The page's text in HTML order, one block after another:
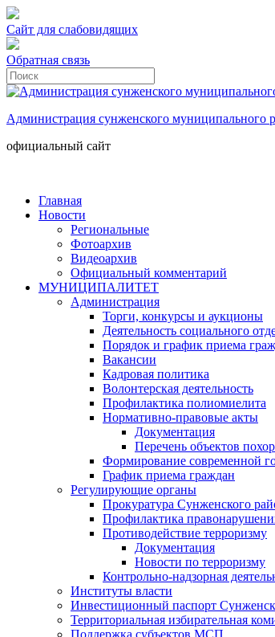
Сайт для слабовидящих
Обратная связь
Администрация сунженского муниципального
официальный сайт
Главная
Новости
Региональные
Фотоархив
Видеоархив
Официальный комментарий
МУНИЦИПАЛИТЕТ
Администрация
Торги, конкурсы и аукционы
Деятельность социального
Порядок и график приема
Вакансии
Кадровая политика
Волонтерская деятельность
Профилактика полиомиелита
Нормативно-правовые акты
Документация
Перечень объектов
Формирование современной
График приема граждан
Регулирующие органы
Прокуратура Сунженского
Профилактика
Противодействие терроризму
Документация
Новости по терроризму
Контрольно-надзорная
Институты власти
Инвестиционный паспорт
Территориальная избирательная
Поддержка субъектов МСП